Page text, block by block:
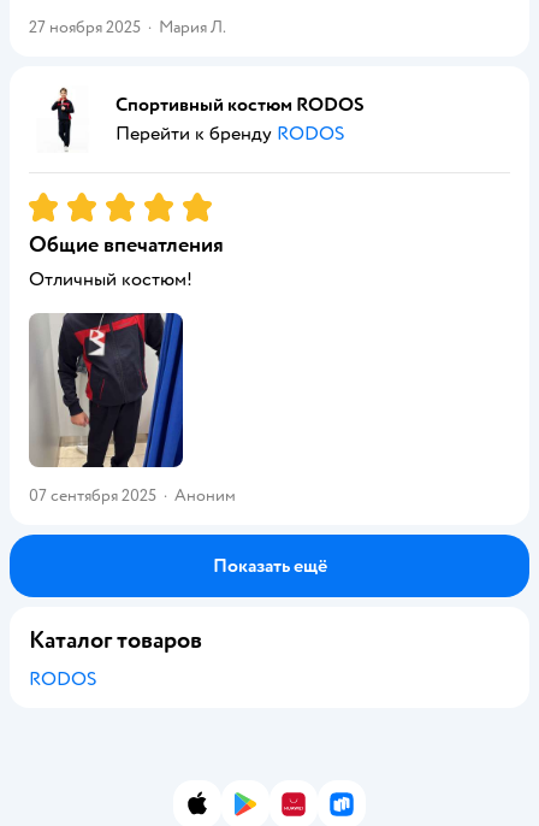
27 ноября 2025 · Мария Л.
Спортивный костюм RODOS
Перейти к бренду RODOS
Рейтинг:5
Общие впечатления
Отличный костюм!
07 сентября 2025 · Аноним
Показать ещё
Каталог товаров
RODOS
App StoreGoogle Play
AppGallery
RuStore